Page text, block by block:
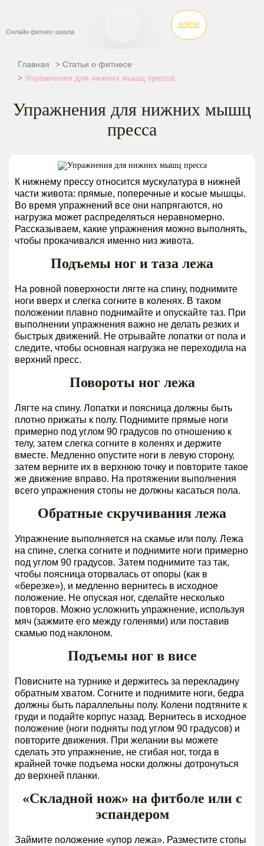
Курсы
Стоимость
дня
Статьи
Отзывы
8
231
sport@only-
fitnes.ru
Онлайн фитнес-школа
ВОЙТИ
Главная > Статьи о фитнесе
> Упражнения для нижних мышц пресса
Упражнения для нижних мышц
пресса
К нижнему прессу относится мускулатура в нижней
части живота: прямые, поперечные и косые мышцы.
Во время упражнений все они напрягаются, но
нагрузка может распределяться неравномерно.
Рассказываем, какие упражнения можно выполнять,
чтобы прокачивался именно низ живота.
Подъемы ног и таза лежа
На ровной поверхности лягте на спину, поднимите
ноги вверх и слегка согните в коленях. В таком
положении плавно поднимайте и опускайте таз. При
выполнении упражнения важно не делать резких и
быстрых движений. Не отрывайте лопатки от пола и
следите, чтобы основная нагрузка не переходила на
верхний пресс.
Повороты ног лежа
Лягте на спину. Лопатки и поясница должны быть
плотно прижаты к полу. Поднимите прямые ноги
примерно под углом 90 градусов по отношению к
телу, затем слегка согните в коленях и держите
вместе. Медленно опустите ноги в левую сторону,
затем верните их в верхнюю точку и повторите такое
же движение вправо. На протяжении выполнения
всего упражнения стопы не должны касаться пола.
Обратные скручивания лежа
Упражнение выполняется на скамье или полу. Лежа
на спине, слегка согните и поднимите ноги примерно
под углом 90 градусов. Затем поднимите таз так,
чтобы поясница оторвалась от опоры (как в
«березке»), и медленно вернитесь в исходное
положение. Не опуская ног, сделайте несколько
повторов. Можно усложнить упражнение, используя
мяч (зажмите его между голенями) или поставив
скамью под наклоном.
Подъемы ног в висе
Повисните на турнике и держитесь за перекладину
обратным хватом. Согните и поднимите ноги, бедра
должны быть параллельны полу. Колени подтяните к
груди и подайте корпус назад. Вернитесь в исходное
положение (ноги подняты под углом 90 градусов) и
повторите движения. При желании вы можете
сделать это упражнение, не сгибая ног, тогда в
крайней точке подъема носки должны дотронуться
до верхней планки.
«Складной нож» на фитболе или с
эспандером
Займите положение «упор лежа». Разместите стопы